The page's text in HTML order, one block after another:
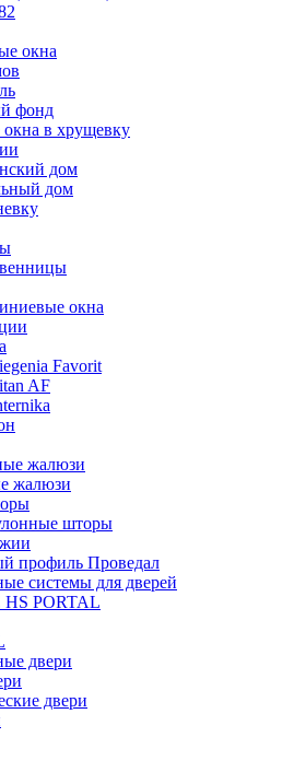
окна
фонд
в хрущевку
дом
дом
окна
Favorit
AF
жалюзи
жалюзи
шторы
профиль Проведал
системы для дверей
PORTAL
двери
двери